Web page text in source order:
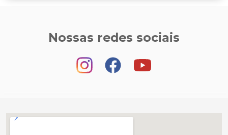
Nossas redes sociais